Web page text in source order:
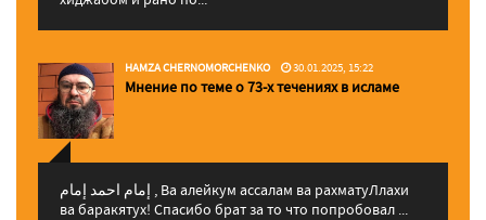
HAMZA CHERNOMORCHENKO 30.01.2025, 15:22
Мнение по теме о 73-х течениях в исламе
إمام احمد إمام , Ва алейкум ассалам ва рахматуЛлахи
ва баракятух! Спасибо брат за то что попробовал ...